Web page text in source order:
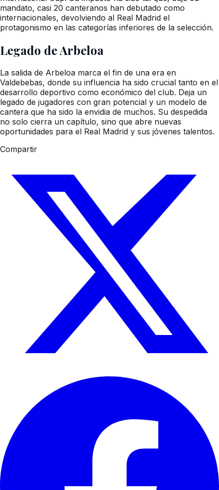
mandato, casi 20 canteranos han debutado como
internacionales, devolviendo al Real Madrid el
protagonismo en las categorías inferiores de la selección.
Legado de Arbeloa
La salida de Arbeloa marca el fin de una era en
Valdebebas, donde su influencia ha sido crucial tanto en el
desarrollo deportivo como económico del club. Deja un
legado de jugadores con gran potencial y un modelo de
cantera que ha sido la envidia de muchos. Su despedida
no solo cierra un capítulo, sino que abre nuevas
oportunidades para el Real Madrid y sus jóvenes talentos.
Compartir